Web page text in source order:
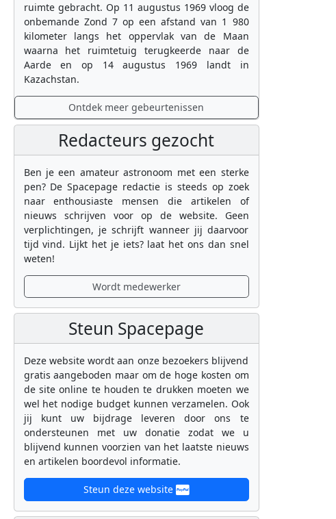
ruimte gebracht. Op 11 augustus 1969 vloog de
onbemande Zond 7 op een afstand van 1 980
kilometer langs het oppervlak van de Maan
waarna het ruimtetuig terugkeerde naar de
Aarde en op 14 augustus 1969 landt in
Kazachstan.
Ontdek meer gebeurtenissen
Redacteurs gezocht
Ben je een amateur astronoom met een sterke
pen? De Spacepage redactie is steeds op zoek
naar enthousiaste mensen die artikelen of
nieuws schrijven voor op de website. Geen
verplichtingen, je schrijft wanneer jij daarvoor
tijd vind. Lijkt het je iets? laat het ons dan snel
weten!
Wordt medewerker
Steun Spacepage
Deze website wordt aan onze bezoekers blijvend
gratis aangeboden maar om de hoge kosten om
de site online te houden te drukken moeten we
wel het nodige budget kunnen verzamelen. Ook
jij kunt uw bijdrage leveren door ons te
ondersteunen met uw donatie zodat we u
blijvend kunnen voorzien van het laatste nieuws
en artikelen boordevol informatie.
Steun deze website